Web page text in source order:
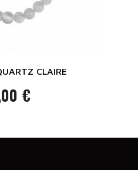
CLAIRE
Prix€